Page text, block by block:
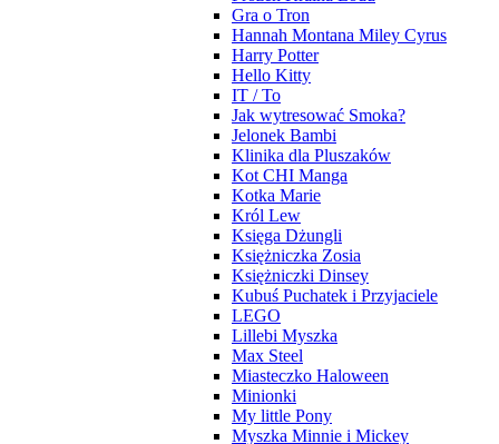
Gra o Tron
Hannah Montana Miley Cyrus
Harry Potter
Hello Kitty
IT / To
Jak wytresować Smoka?
Jelonek Bambi
Klinika dla Pluszaków
Kot CHI Manga
Kotka Marie
Król Lew
Księga Dżungli
Księżniczka Zosia
Księżniczki Dinsey
Kubuś Puchatek i Przyjaciele
LEGO
Lillebi Myszka
Max Steel
Miasteczko Haloween
Minionki
My little Pony
Myszka Minnie i Mickey